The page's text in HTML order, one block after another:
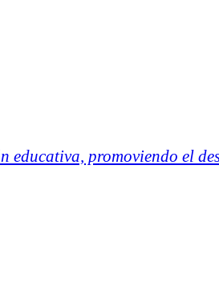
educativa, promoviendo el